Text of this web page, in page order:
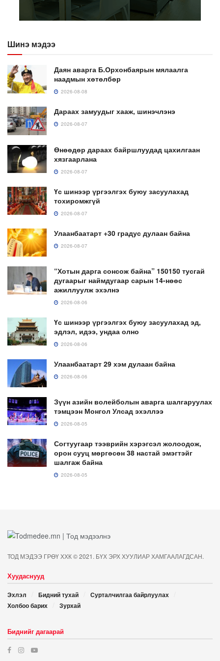
Шинэ мэдээ
Даян аварга Б.Орхонбаярын мялаалга
наадмын хөтөлбөр
2026-08-08
Дараах замуудыг хааж, шинэчлэнэ
2026-08-07
Өнөөдөр дараах байршлуудад цахилгаан
хязгаарлана
2026-08-07
Үс шинээр үргээлгэх буюу засуулахад
тохиромжгүй
2026-08-07
Улаанбаатарт +30 градус дулаан байна
2026-08-07
“Хотын дарга сонсож байна” 150150 тусгай
дугаарыг наймдугаар сарын 14-нөөс
ажиллуулж эхэлнэ
2026-08-06
Үс шинээр үргээлгэх буюу засуулахад эд,
эдлэл, идээ, ундаа олно
2026-08-06
Улаанбаатарт 29 хэм дулаан байна
2026-08-06
Зүүн азийн волейболын аварга шалгаруулах
тэмцээн Монгол Улсад эхэллээ
2026-08-05
Согтуугаар тээврийн хэрэгсэл жолоодож,
орон сууц мөргөсөн 38 настай эмэгтэйг
шалгаж байна
2026-08-05
ТОД МЭДЭЭ ГРӨҮ ХХК © 2021. БҮХ ЭРХ ХУУЛИАР ХАМГААЛАГДСАН.
Хуудаснууд
Эхлэл Бидний тухай
Сурталчилгаа байрлуулах
Холбоо барих
Зурхай
Биднийг дагаарай